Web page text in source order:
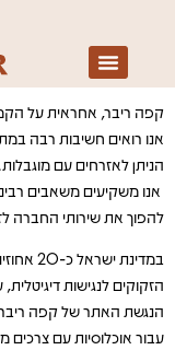
אנו רואים חשיבות רבה
הניתן לאזרחים עם מוגבלות.
אנו משקיעים משאבים
להפוך את שירותי החברה
הזקוקים לנגישות
הנגשת האתר של קפה ריבר,
עבור אוכלוסיות עם צרכים